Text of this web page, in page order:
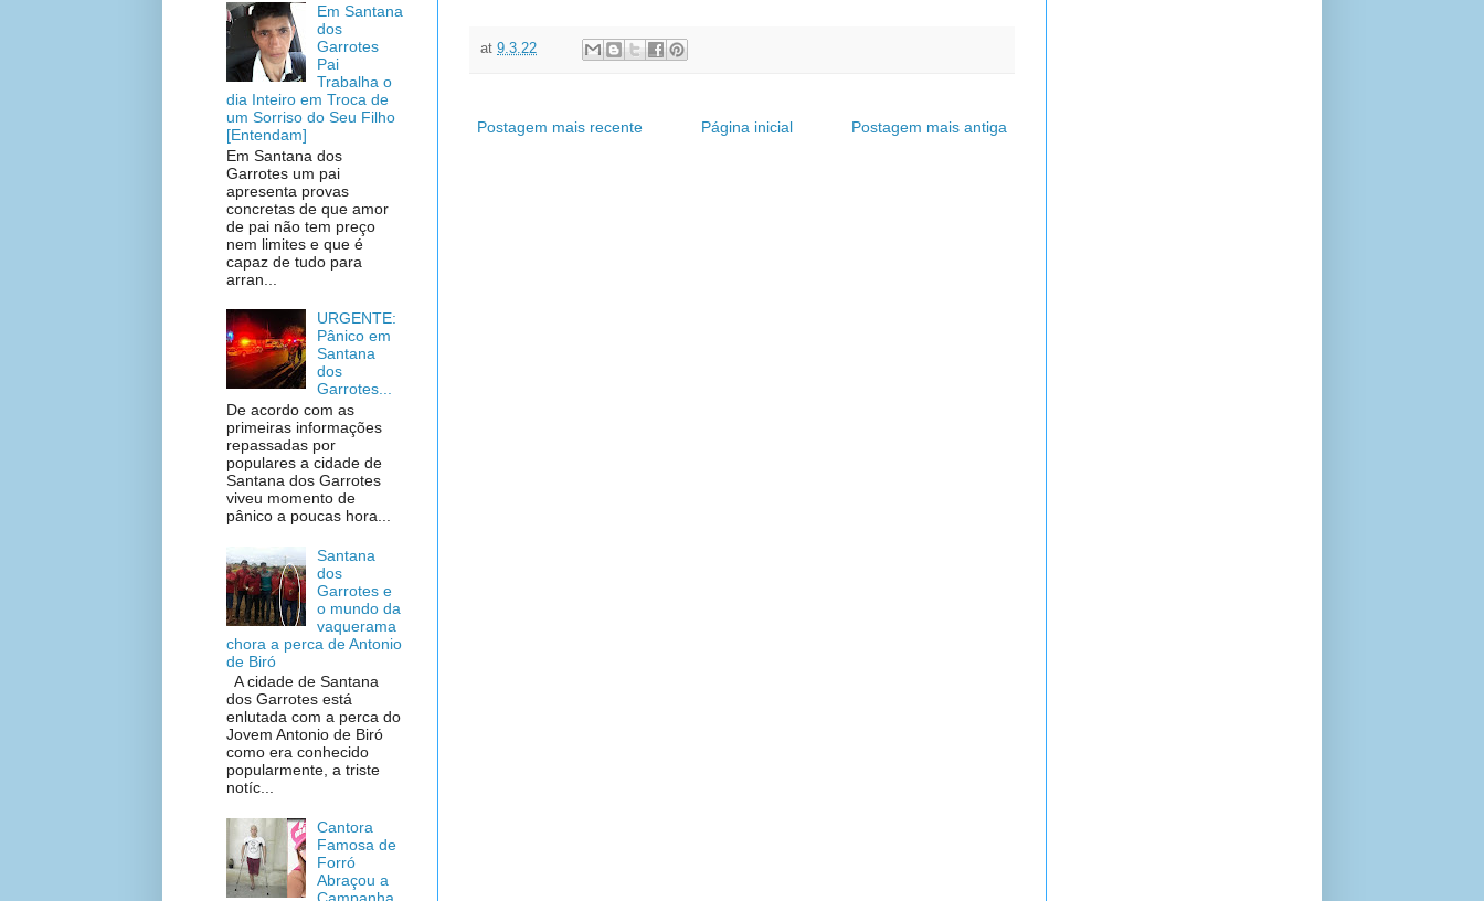
at 9.3.22
Postagem mais recente Postagem mais antiga
Página inicial
Em Santana
dos
Garrotes
Pai
Trabalha o
dia Inteiro em Troca de
um Sorriso do Seu Filho
[Entendam]
Em Santana dos
Garrotes um pai
apresenta provas
concretas de que amor
de pai não tem preço
nem limites e que é
capaz de tudo para
arran...
URGENTE:
Pânico em
Santana
dos
Garrotes...
De acordo com as
primeiras informações
repassadas por
populares a cidade de
Santana dos Garrotes
viveu momento de
pânico a poucas hora...
Santana
dos
Garrotes e
o mundo da
vaquerama
chora a perca de Antonio
de Biró
A cidade de Santana
dos Garrotes está
enlutada com a perca do
Jovem Antonio de Biró
como era conhecido
popularmente, a triste
notíc...
Cantora
Famosa de
Forró
Abraçou a